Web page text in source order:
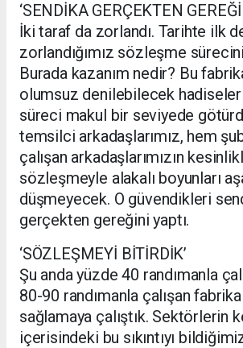
‘SENDİKA GERÇEKTEN
İki taraf da zorlandı. Tarihte ilk
zorlandığımız sözleşme
Burada kazanım nedir? Bu
olumsuz denilebilecek
süreci makul bir seviyede
temsilci arkadaşlarımız, hem
çalışan arkadaşlarımızın
sözleşmeyle alakalı boyunları
düşmeyecek. O güvendikleri
gerçekten gereğini yaptı.
‘SÖZLEŞMEYİ BİTİRDİK’
Şu anda yüzde 40 randımanla
80-90 randımanla çalışan
sağlamaya çalıştık. Sektörlerin
içerisindeki bu sıkıntıyı